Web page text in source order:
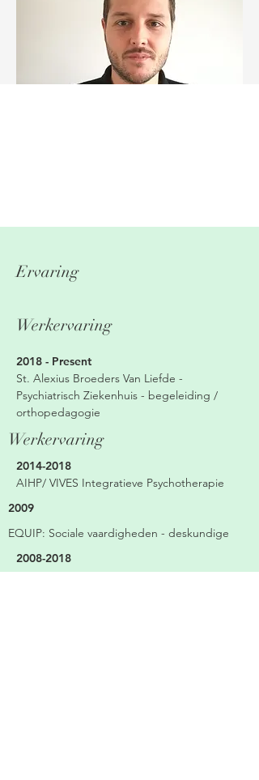
Ervaring
Werkervaring
2018 - Present
St. Alexius Broeders Van Liefde -
Psychiatrisch Ziekenhuis - begeleiding /
orthopedagogie
Werkervaring
2014-2018
AIHP/ VIVES Integratieve Psychotherapie
2009
EQUIP: Sociale vaardigheden - deskundige
2008-2018